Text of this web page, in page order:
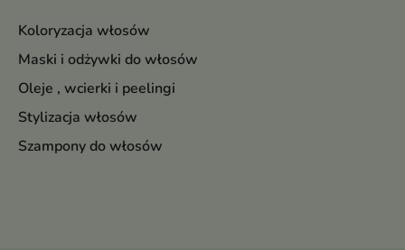
Koloryzacja włosów
Maski i odżywki do włosów
Oleje , wcierki i peelingi
Stylizacja włosów
Szampony do włosów